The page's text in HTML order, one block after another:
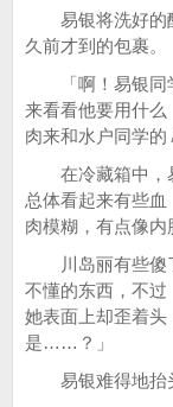
易银将洗好的酸
久前才到的包裹。
「啊！易银同学
来看看他要用什么
肉来和水户同学的
在冷藏箱中，易
总体看起来有些血
肉模糊，有点像内
川岛丽有些傻了
不懂的东西，不过
她表面上却歪着
是……？」
易银难得地抬头